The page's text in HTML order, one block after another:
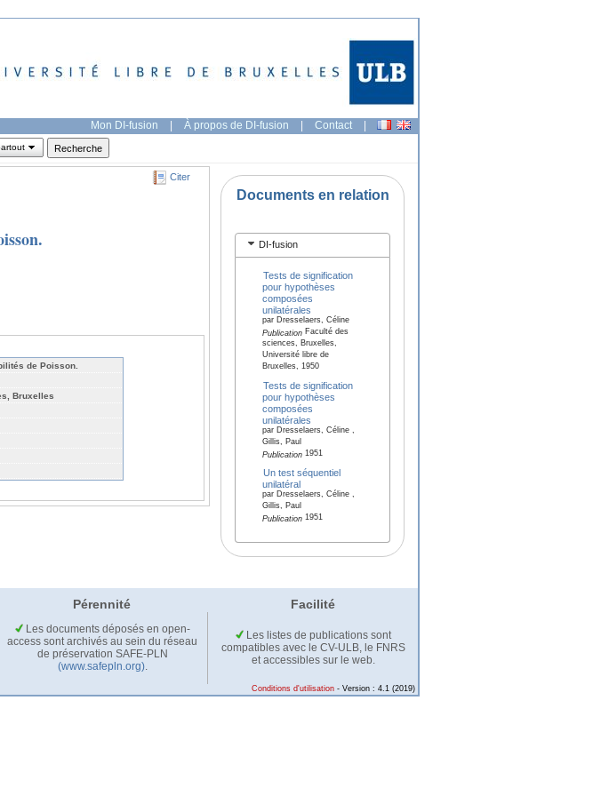
Mon DI-fusion | À propos de DI-fusion | Contact |
Citer
de Poisson.
Bruxelles
Documents en relation
DI-fusion
Tests de signification
pour hypothèses
composées
unilatérales
par Dresselaers, Céline
PublicationFaculté des
sciences, Bruxelles,
Université libre de
Bruxelles, 1950
Tests de signification
pour hypothèses
composées
unilatérales
par Dresselaers, Céline ,
Gillis, Paul
Publication1951
Un test séquentiel
unilatéral
par Dresselaers, Céline ,
Gillis, Paul
Publication1951
Pérennité Facilité
Les documents déposés en open-
access sont archivés au sein du réseau
de préservation SAFE-PLN
(www.safepln.org).
Les listes de publications sont
compatibles avec le CV-ULB, le FNRS
et accessibles sur le web.
Conditions d'utilisation - Version : 4.1 (2019)